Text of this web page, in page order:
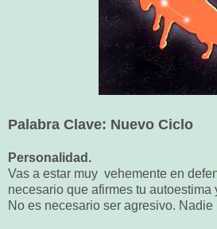
Palabra Clave: Nuevo Ciclo
Personalidad.
Vas a estar muy vehemente en
necesario que afirmes tu autoestima
No es necesario ser agresivo. Nadie